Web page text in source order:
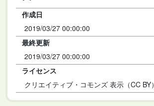
作成日
2019/03/27 00:00:00
最終更新
2019/03/27 00:00:00
ライセンス
クリエイティブ・コモンズ 表示（CC BY）